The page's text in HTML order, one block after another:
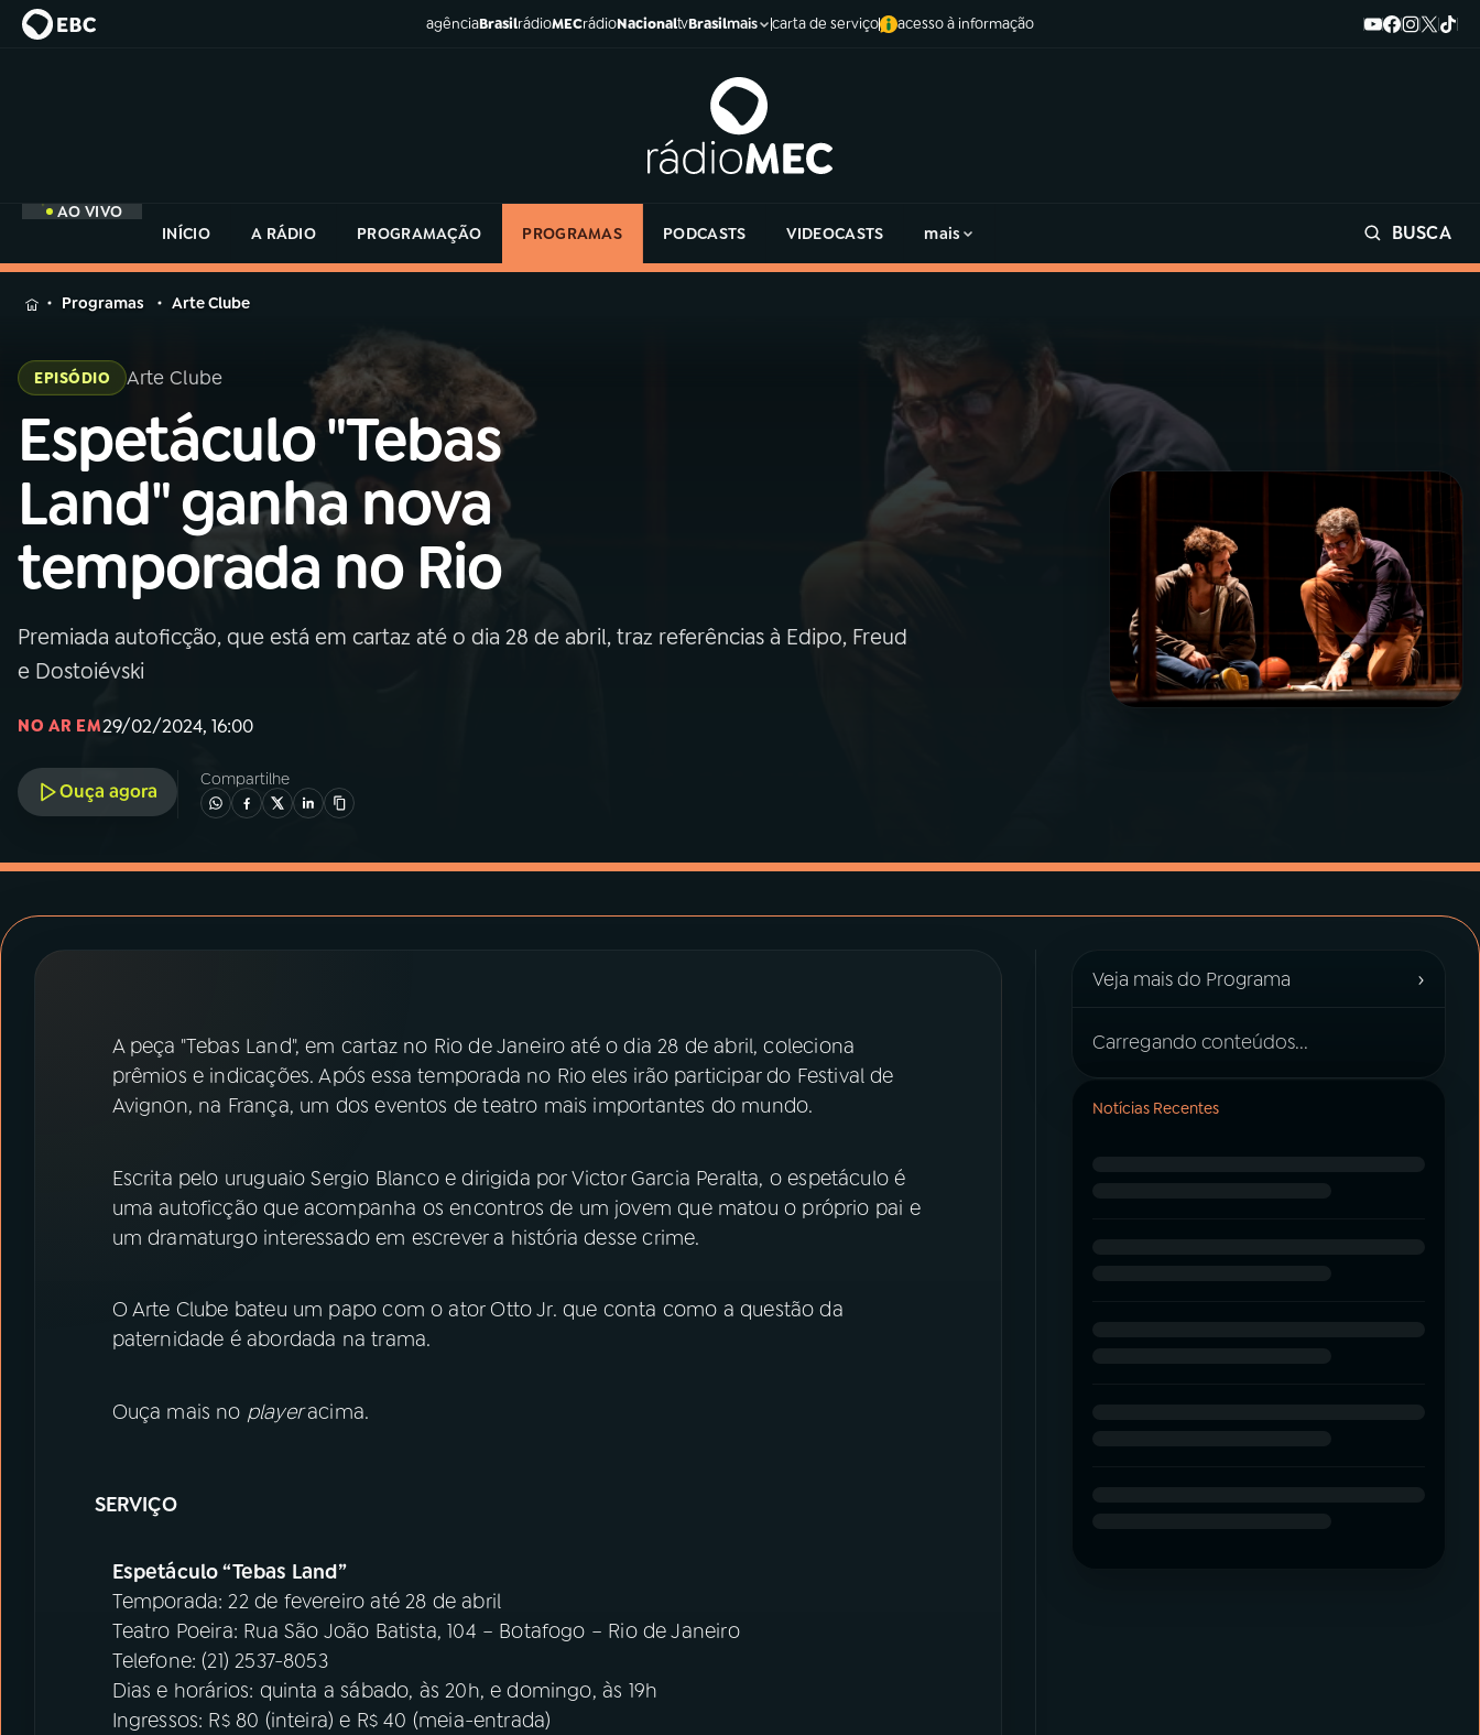
agênciaBrasilrádioMECrádioNacionaltvBrasilmais carta de serviço acesso à informação
AO VIVO
INÍCIO
A RÁDIO PROGRAMAÇÃO PROGRAMAS PODCASTS VIDEOCASTS mais BUSCA
MENU
Buscar
na
Rádio
MEC
Buscar
Início AO VIVO
01INÍCIO
02 A RÁDIO
04PROGRAMAS
06VIDEOCASTS
PRÊMIO RÁDIO MEC
YouTube Facebook
Instagram X
na
Rádio
Programas Arte Clube
EPISÓDIO Arte Clube
Espetáculo "Tebas
Land" ganha nova
temporada no Rio
Premiada autoficção, que está em cartaz até o dia 28 de abril, traz referências à Edipo, Freud
e Dostoiévski
NO AR EM29/02/2024, 16:00
Ouça agora
Compartilhe
A peça "Tebas Land", em cartaz no Rio de Janeiro até o dia 28 de abril, coleciona
prêmios e indicações. Após essa temporada no Rio eles irão participar do Festival de
Avignon, na França, um dos eventos de teatro mais importantes do mundo.
Escrita pelo uruguaio Sergio Blanco e dirigida por Victor Garcia Peralta, o espetáculo é
uma autoficção que acompanha os encontros de um jovem que matou o próprio pai e
um dramaturgo interessado em escrever a história desse crime.
O Arte Clube bateu um papo com o ator Otto Jr. que conta como a questão da
paternidade é abordada na trama.
Ouça mais no playeracima.
SERVIÇO
Espetáculo “Tebas Land”
Temporada: 22 de fevereiro até 28 de abril
Teatro Poeira: Rua São João Batista, 104 – Botafogo – Rio de Janeiro
Telefone: (21) 2537-8053
Dias e horários: quinta a sábado, às 20h, e domingo, às 19h
Ingressos: R$ 80 (inteira) e R$ 40 (meia-entrada)
Veja mais do Programa ›
Carregando conteúdos...
Notícias Recentes